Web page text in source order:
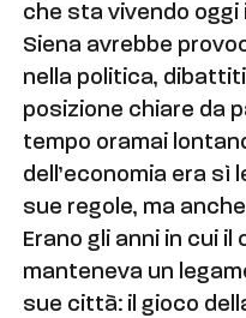
che sta vivendo oggi
Siena avrebbe
nella politica,
posizione chiare da
tempo oramai
dell’economia era sì
sue regole, ma
Erano gli anni in cui
manteneva un
sue città: il gioco